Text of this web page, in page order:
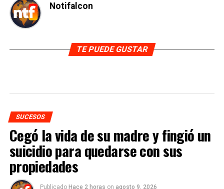
Notifalcon
TE PUEDE GUSTAR
SUCESOS
Cegó la vida de su madre y fingió un
suicidio para quedarse con sus
propiedades
Publicado Hace 2 horas on agosto 9, 2026